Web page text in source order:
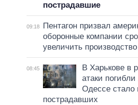
пострадавшие
09:18
Пентагон призвал
оборонные компании
увеличить
08:45
В Харькове в
атаки
Одессе стало
пострадавших